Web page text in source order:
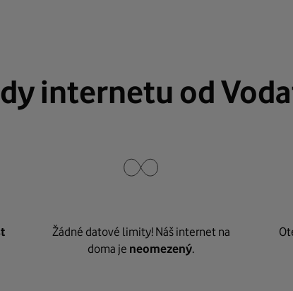
internetu od
Žádné datové limity! Náš internet na
doma je neomezený.